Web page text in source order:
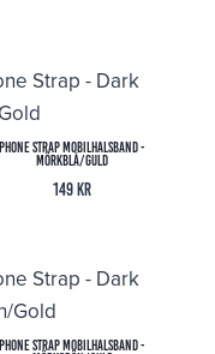
Phone Strap Mobilhalsband -
Mörkblå/Guld
149 kr
Phone Strap Mobilhalsband -